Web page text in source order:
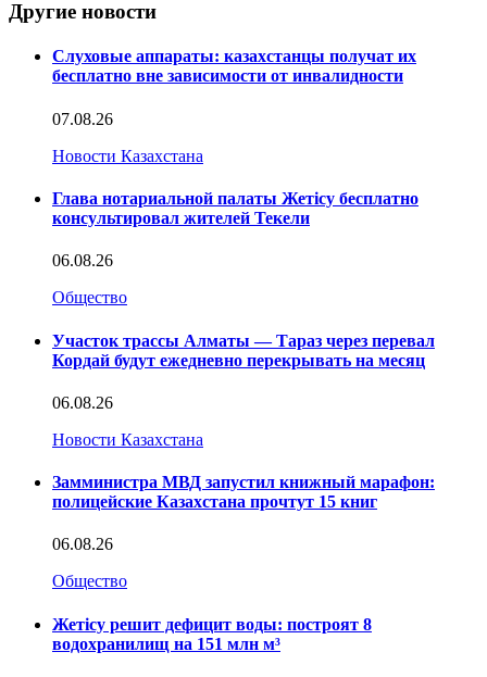
Другие новости
Слуховые аппараты: казахстанцы получат их
бесплатно вне зависимости от инвалидности
07.08.26
Новости Казахстана
Глава нотариальной палаты Жетісу бесплатно
консультировал жителей Текели
06.08.26
Общество
Участок трассы Алматы — Тараз через перевал
Кордай будут ежедневно перекрывать на месяц
06.08.26
Новости Казахстана
Замминистра МВД запустил книжный марафон:
полицейские Казахстана прочтут 15 книг
06.08.26
Общество
Жетісу решит дефицит воды: построят 8
водохранилищ на 151 млн м³